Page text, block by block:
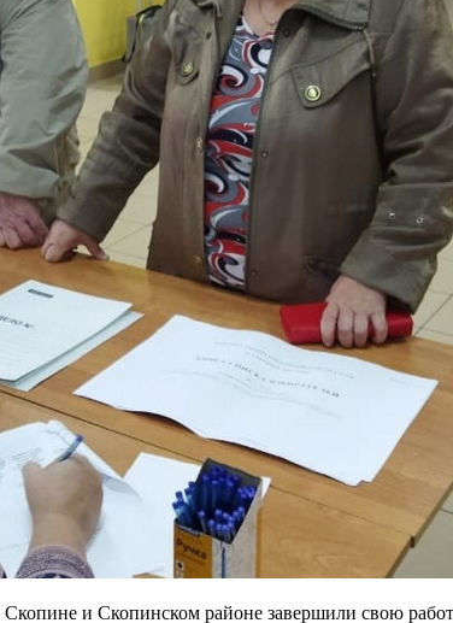
и Скопинском районе завершили свою